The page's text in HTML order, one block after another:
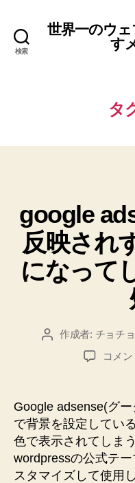
検索
世界一のウ
す
タ
google
反映され
になって
投 作成者: チョチ
google
背
景
が
反
映
さ
コメ
Google adsense(グ
で背景を設定してい
色で表示されてしま
wordpressの公式テ
スタマイズして使用